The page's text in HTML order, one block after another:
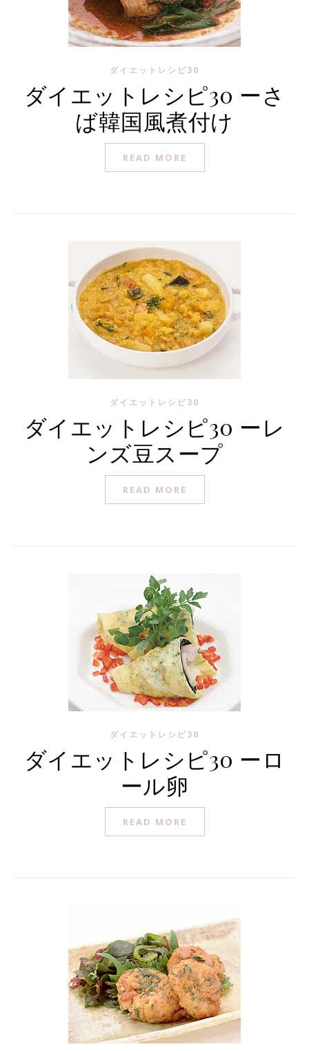
ダイエットレシピ30
ダイエットレシピ30 ーさ
ば韓国風煮付け
READ MORE
ダイエットレシピ30
ダイエットレシピ30 ーレ
ンズ豆スープ
READ MORE
ダイエットレシピ30
ダイエットレシピ30 ーロ
ール卵
READ MORE